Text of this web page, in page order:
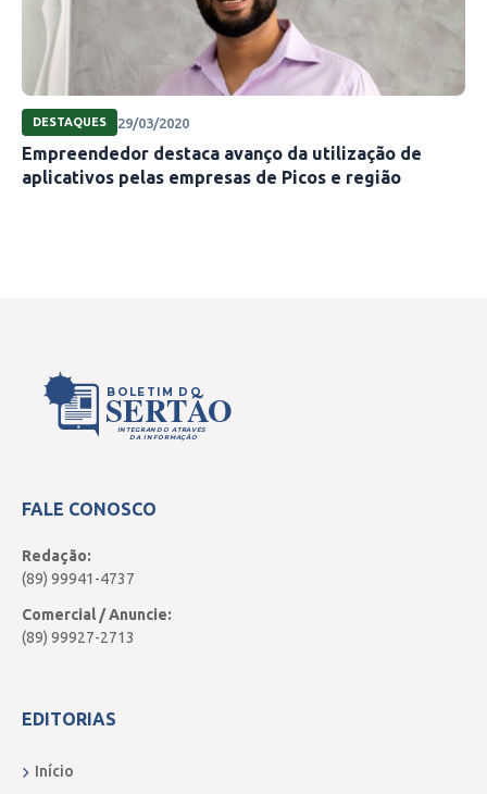
DESTAQUES 29/03/2020
Empreendedor destaca avanço da utilização de
aplicativos pelas empresas de Picos e região
BOLETIM DO
SERTÃO
INTEGRANDO ATRAVÉS
DA INFORMAÇÃO
FALE CONOSCO
Redação:
(89) 99941-4737
Comercial / Anuncie:
(89) 99927-2713
EDITORIAS
Início